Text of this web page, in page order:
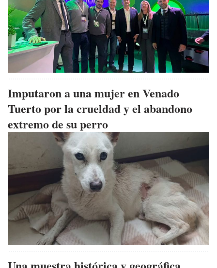
Imputaron a una mujer en Venado
Tuerto por la crueldad y el abandono
extremo de su perro